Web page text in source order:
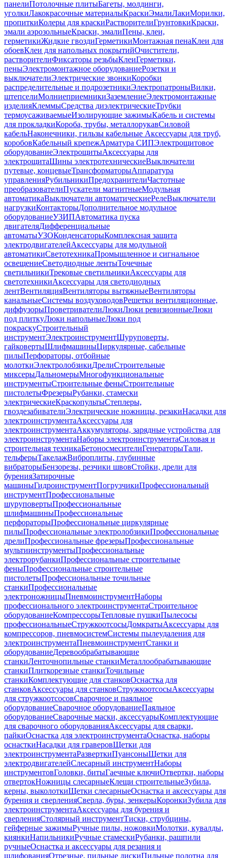
панелиПотолочные плитыБагеты, молдинги,
уголкиЛакокрасочные материалыКраскиЭмалиЛакиМорилки,
пропиткиКолеры для краскиРастворителиГрунтовкиКраски,
эмали аэрозольныеКраски, эмалиПены, клеи,
герметикиЖидкие гвоздиГерметикиМонтажная пенаКлеи для
обоевКлеи для напольных покрытийОчистители,
растворителиФиксаторы резьбыКлеиГерметики,
пеныЭлектромонтажное оборудованиеРозетки и
выключателиЭлектрические звонкиКоробки
распределительные и подрозетникиЭлектропатроныВилки,
штепселиМолниеприемникиЗаземлениеЭлектромонтажные
изделияКлеммыСредства диэлектрическиеТрубки
термоусаживаемыеИзолирующие зажимыКабель и системы
для прокладкиКороба, трубы, металлорукавСиловой
кабельНаконечники, гильзы кабельные Аксессуары для труб,
коробовКабельный крепежАрматура СИПЭлектрощитовое
оборудованиеЭлектрощитыАксессуары для
электрощитаШины электротехническиеВыключатели
путевые, концевыеТрансформаторыАппаратура
управленияРубильникиПредохранителиЧастотные
преобразователиПускатели магнитныеМодульная
автоматикаВыключатели автоматическиеРелеВыключатели
нагрузкиКонтакторыДополнительное модульное
оборудованиеУЗИПАвтоматика пуска
двигателяДифференциальные
автоматыУЗОКонденсаторыКомплексная защита
электродвигателейАксессуары для модульной
автоматикиСветотехникаПромышленное и сигнальное
освещениеСветодиодные лентыТочечные
светильникиТрековые светильникиАксессуары для
светотехникиАксессуары для светодиодных
лентВентиляцияВентиляторы вытяжныеВентиляторы
канальныеСистемы воздуховодовРешетки вентиляционные,
диффузорыПроветривателиЛюкиЛюки ревизионныеЛюки
под плиткуЛюки напольныеЛюки под
покраскуСтроительный
инструментЭлектроинструментШуруповерты,
гайковертыШлифмашиныЦиркулярные, сабельные
пилыПерфораторы, отбойные
молоткиЭлектролобзикиДрелиСтроительные
миксерыДальномерыМногофункциональные
инструментыСтроительные феныСтроительные
пистолетыФрезерыРубанки, стамески
электрическиеКраскопультыСтеплеры,
гвоздезабивателиЭлектрические ножницы, резакиНасадки для
электроинструментаАксессуары для
электроинструментаАккумуляторы, зарядные устройства для
электроинструментаНаборы электроинструментаСиловая и
строительная техникаБетоносмесителиГенераторыТали,
тельферыТакелажВиброплиты, глубинные
вибраторыБензорезы, резчики швовСтойки, дрели для
буренияЗатирочные
машиныГидроинструментПогрузчикиПрофессиональный
инструментПрофессиональные
шуруповертыПрофессиональные
шлифмашиныПрофессиональные
перфораторыПрофессиональные циркулярные
пилыПрофессиональные электролобзикиПрофессиональные
дрелиПрофессиональные фрезерыПрофессиональные
мультиинструментыПрофессиональные
электрорубанкиПрофессиональные строительные
феныПрофессиональные строительные
пистолетыПрофессиональные точильные
станкиПрофессиональные
электроножницыПневмоинструментНаборы
профессионального электроинструментаСтроительное
оборудованиеКомпрессорыТепловые пушкиПылесосы
профессиональныеСтружкоотсосыДомкратыАксессуары для
компрессоров, пневмосистемСистемы пылеудаления для
электроинструментаПневмоинструментСтанки и
оборудованиеДеревообрабатывающие
станкиЛенточнопильные станкиМеталлообрабатывающие
станкиПлиткорезные станкиТочильные
станкиКомплектующие для станковОснастка для
станковАксессуары для станковСтружкоотсосыАксессуары
для стружкоотсосовСварочное и паяльное
оборудованиеСварочное оборудованиеПаяльное
оборудованиеСварочные маски, аксессуарыКомплектующие
для сварочного оборудованияАксессуары для сварки,
пайкиОснастка для электроинструментаОснастка, наборы
оснасткиНасадки для граверовЩетки для
электроинструментаРазверткиПуансоныЩетки для
электродвигателейСлесарный инструментНаборы
инструментовГоловки, битыГаечные ключиОтвертки, наборы
отвертокНожницы слесарныеКлещи строительныеЗубила,
керны, выколоткиЩетки слесарныеОснастка и аксессуары для
бурения и сверленияСверла, буры, зенкерыКоронкиЗубила для
электроинструментаАксессуары для бурения и
сверленияСтолярный инструментТиски, струбцины,
гейферные зажимыРучные пилы, ножовкиМолотки, кувалды,
киянкиНапильникиРучные стамескиРубанки, рашпили
ручныеОснастка и аксессуары для резания и
шлифованияОтрезные, пильные дискиПильные полотна для